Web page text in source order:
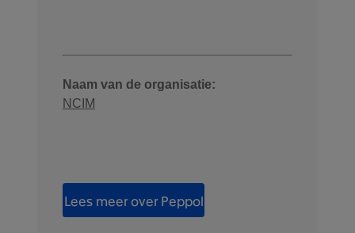
Naam van de organisatie:
NCIM
Lees meer over Peppol